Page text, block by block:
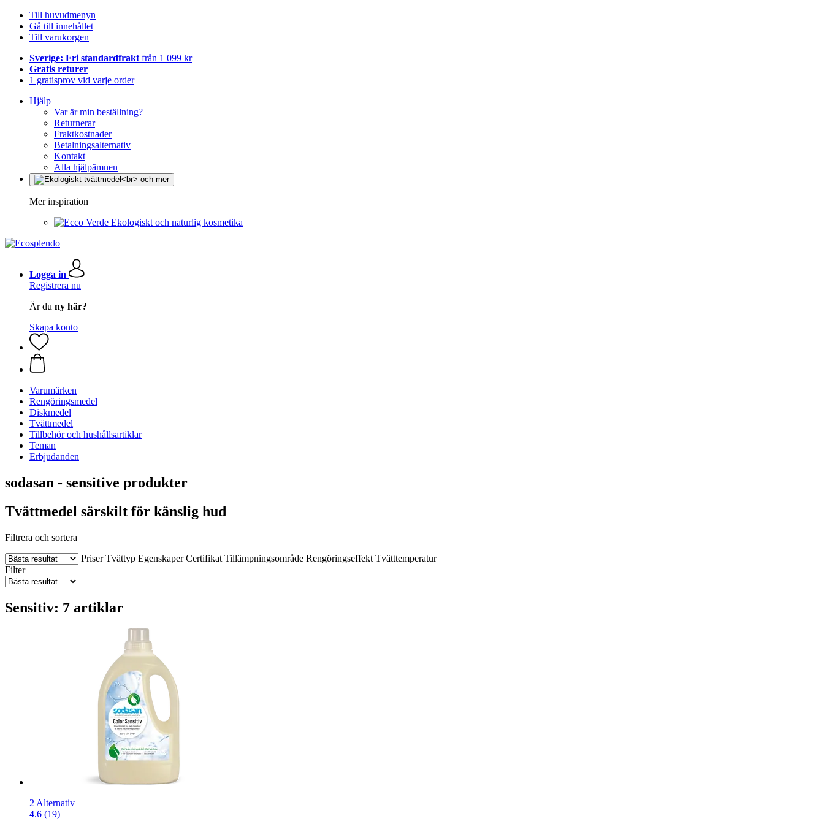
Till huvudmenyn
Gå till innehållet
Till varukorgen
Sverige: Fri standardfrakt från 1 099 kr
Gratis returer
1 gratisprov vid varje order
Hjälp
Var är min beställning?
Returnerar
Fraktkostnader
Betalningsalternativ
Kontakt
Alla hjälpämnen
Mer inspiration
Ekologiskt och naturlig kosmetika
Logga in
Registrera nu
Är du ny här?
Skapa konto
Varumärken
Rengöringsmedel
Diskmedel
Tvättmedel
Tillbehör och hushållsartiklar
Teman
Erbjudanden
sodasan - sensitive produkter
Tvättmedel särskilt för känslig hud
Filtrera och sortera
Priser Tvättyp Egenskaper Certifikat Tillämpningsområde Rengöringseffekt Tvätttemperatur
Filter
Sensitiv: 7 artiklar
2 Alternativ
4.6 (19)